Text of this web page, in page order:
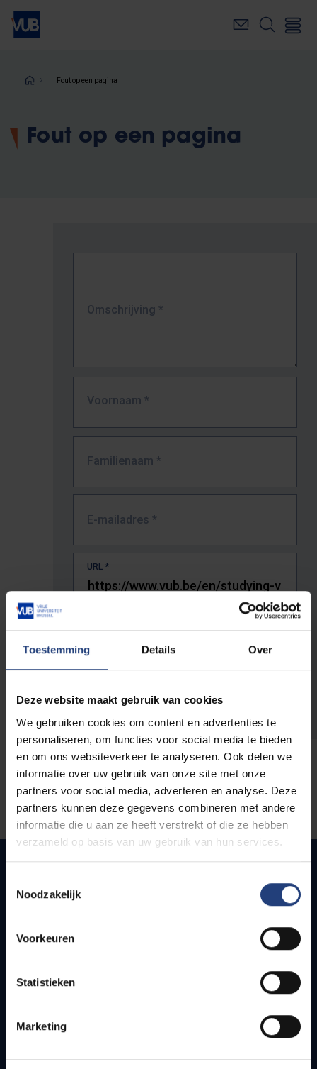
Toestemming Details Over
Deze website maakt gebruik van cookies
We gebruiken cookies om content en advertenties te
personaliseren, om functies voor social media te bieden
en om ons websiteverkeer te analyseren. Ook delen we
informatie over uw gebruik van onze site met onze
partners voor social media, adverteren en analyse. Deze
partners kunnen deze gegevens combineren met andere
informatie die u aan ze heeft verstrekt of die ze hebben
verzameld op basis van uw gebruik van hun services.
Noodzakelijk
Voorkeuren
Statistieken
Marketing
Overslaan
naar
inhoudKruimelpad
Fout op een pagina
Fout op een pagina
Omschrijving *
Voornaam *
Familienaam *
E-mailadres *
URL *
De volledige URL van de pagina waar je de fout zag.
Snel naar
Bereikbaarheid